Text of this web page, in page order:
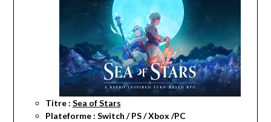
Titre : Sea of Stars
Plateforme : Switch / PS / Xbox /PC